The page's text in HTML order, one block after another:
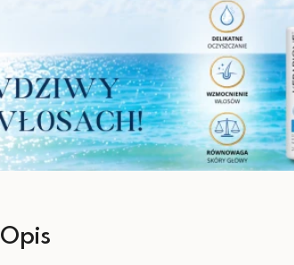
Valentis AG, CH-6982 Agno –
Valentis Polska Sp. z o. o., ul.
Opis